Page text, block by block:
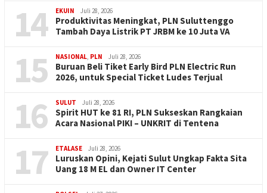
14 EKUIN Juli 28, 2026
Produktivitas Meningkat, PLN Suluttenggo
Tambah Daya Listrik PT JRBM ke 10 Juta VA
15 NASIONAL PLN Juli 28, 2026
Buruan Beli Tiket Early Bird PLN Electric Run
2026, untuk Special Ticket Ludes Terjual
16 SULUT Juli 28, 2026
Spirit HUT ke 81 RI, PLN Sukseskan Rangkaian
Acara Nasional PIKI – UNKRIT di Tentena
17 ETALASE Juli 28, 2026
Luruskan Opini, Kejati Sulut Ungkap Fakta Sita
Uang 18 M EL dan Owner IT Center